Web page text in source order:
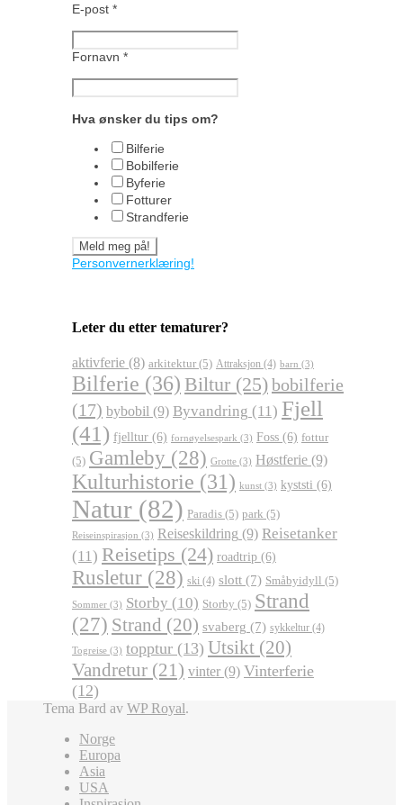
E-post *
Fornavn *
Hva ønsker du tips om?
Bilferie
Bobilferie
Byferie
Fotturer
Strandferie
Personvernerklæring!
Leter du etter tematurer?
aktivferie (8) arkitektur (5) Attraksjon (4) barn (3)
Bilferie (36) Biltur (25)bobilferie
(17) bybobil (9) Byvandring (11) Fjell
(41) fjelltur (6) fornøyelsespark (3) Foss (6) fottur
(5) Gamleby (28) Grotte (3) Høstferie (9)
Kulturhistorie (31) kunst (3) kyststi (6)
Natur (82) Paradis (5) park (5)
Reiseinspirasjon (3) Reiseskildring (9) Reisetanker
(11) Reisetips (24) roadtrip (6)
Rusletur (28) ski (4) slott (7) Småbyidyll (5)
Sommer (3) Storby (10) Storby (5) Strand
(27) Strand (20) svaberg (7) sykkeltur (4)
Togreise (3) topptur (13) Utsikt (20)
Vandretur (21) vinter (9) Vinterferie
(12)
Tema Bard av WP Royal.
Norge
Europa
Asia
USA